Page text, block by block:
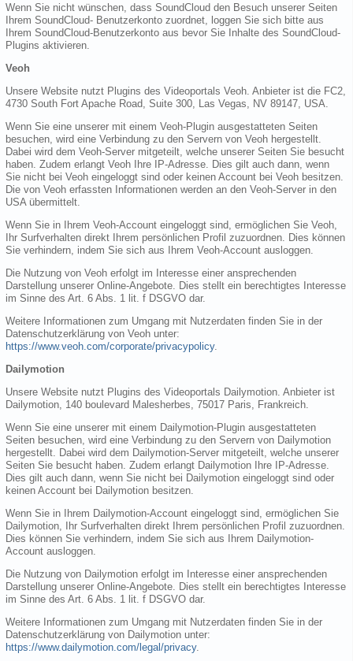
Wenn Sie nicht wünschen, dass SoundCloud den Besuch unserer Seiten
Ihrem SoundCloud- Benutzerkonto zuordnet, loggen Sie sich bitte aus
Ihrem SoundCloud-Benutzerkonto aus bevor Sie Inhalte des SoundCloud-
Plugins aktivieren.
Veoh
Unsere Website nutzt Plugins des Videoportals Veoh. Anbieter ist die FC2,
4730 South Fort Apache Road, Suite 300, Las Vegas, NV 89147, USA.
Wenn Sie eine unserer mit einem Veoh-Plugin ausgestatteten Seiten
besuchen, wird eine Verbindung zu den Servern von Veoh hergestellt.
Dabei wird dem Veoh-Server mitgeteilt, welche unserer Seiten Sie besucht
haben. Zudem erlangt Veoh Ihre IP-Adresse. Dies gilt auch dann, wenn
Sie nicht bei Veoh eingeloggt sind oder keinen Account bei Veoh besitzen.
Die von Veoh erfassten Informationen werden an den Veoh-Server in den
USA übermittelt.
Wenn Sie in Ihrem Veoh-Account eingeloggt sind, ermöglichen Sie Veoh,
Ihr Surfverhalten direkt Ihrem persönlichen Profil zuzuordnen. Dies können
Sie verhindern, indem Sie sich aus Ihrem Veoh-Account ausloggen.
Die Nutzung von Veoh erfolgt im Interesse einer ansprechenden
Darstellung unserer Online-Angebote. Dies stellt ein berechtigtes Interesse
im Sinne des Art. 6 Abs. 1 lit. f DSGVO dar.
Weitere Informationen zum Umgang mit Nutzerdaten finden Sie in der
Datenschutzerklärung von Veoh unter:
https://www.veoh.com/corporate/privacypolicy.
Dailymotion
Unsere Website nutzt Plugins des Videoportals Dailymotion. Anbieter ist
Dailymotion, 140 boulevard Malesherbes, 75017 Paris, Frankreich.
Wenn Sie eine unserer mit einem Dailymotion-Plugin ausgestatteten
Seiten besuchen, wird eine Verbindung zu den Servern von Dailymotion
hergestellt. Dabei wird dem Dailymotion-Server mitgeteilt, welche unserer
Seiten Sie besucht haben. Zudem erlangt Dailymotion Ihre IP-Adresse.
Dies gilt auch dann, wenn Sie nicht bei Dailymotion eingeloggt sind oder
keinen Account bei Dailymotion besitzen.
Wenn Sie in Ihrem Dailymotion-Account eingeloggt sind, ermöglichen Sie
Dailymotion, Ihr Surfverhalten direkt Ihrem persönlichen Profil zuzuordnen.
Dies können Sie verhindern, indem Sie sich aus Ihrem Dailymotion-
Account ausloggen.
Die Nutzung von Dailymotion erfolgt im Interesse einer ansprechenden
Darstellung unserer Online-Angebote. Dies stellt ein berechtigtes Interesse
im Sinne des Art. 6 Abs. 1 lit. f DSGVO dar.
Weitere Informationen zum Umgang mit Nutzerdaten finden Sie in der
Datenschutzerklärung von Dailymotion unter:
https://www.dailymotion.com/legal/privacy.